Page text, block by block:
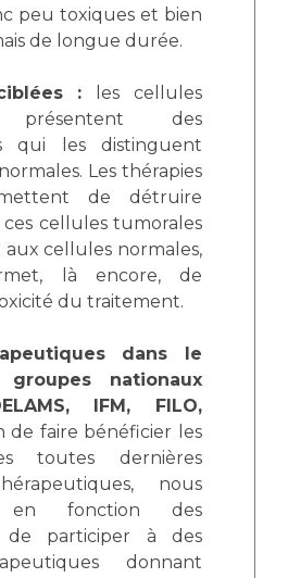
peu toxiques et bien
de longue durée.
: les cellules
présentent des
qui les distinguent
Les thérapies
de détruire
cellules tumorales
cellules normales,
là encore, de
du traitement.
dans le
nationaux
IFM, FILO,
de faire bénéficier les
toutes dernières
nous
en fonction des
de participer à des
donnant